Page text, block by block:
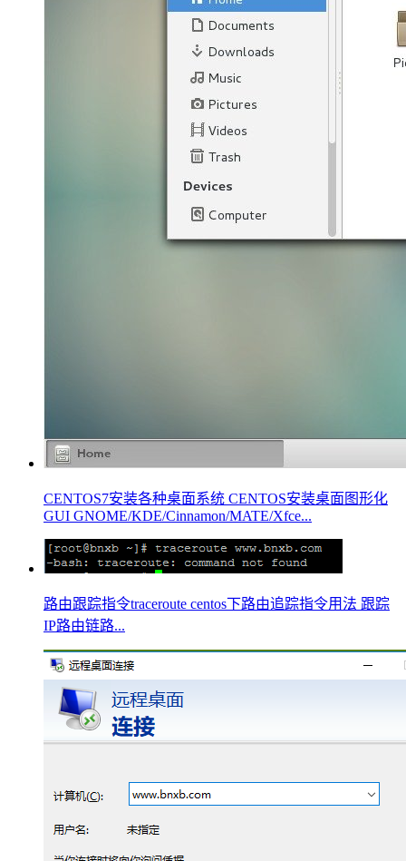
CENTOS7安装各种桌面系统 CENTOS安装桌面图形化
GUI GNOME/KDE/Cinnamon/MATE/Xfce...
路由跟踪指令traceroute centos下路由追踪指令用法 跟踪
IP路由链路...